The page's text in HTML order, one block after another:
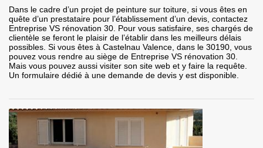
Dans le cadre d’un projet de peinture sur toiture, si vous êtes en
quête d’un prestataire pour l’établissement d’un devis, contactez
Entreprise VS rénovation 30. Pour vous satisfaire, ses chargés de
clientèle se feront le plaisir de l’établir dans les meilleurs délais
possibles. Si vous êtes à Castelnau Valence, dans le 30190, vous
pouvez vous rendre au siège de Entreprise VS rénovation 30.
Mais vous pouvez aussi visiter son site web et y faire la requête.
Un formulaire dédié à une demande de devis y est disponible.